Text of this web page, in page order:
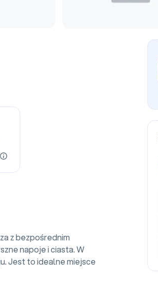
z bezpośrednim
napoje i ciasta. W
Jest to idealne miejsce